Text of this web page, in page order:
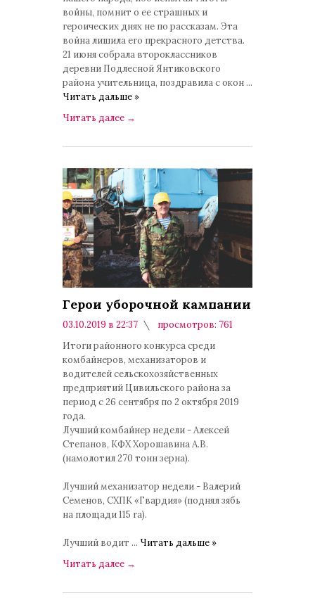
войны, помнит о ее страшных и
героических днях не по рассказам. Эта
война лишила его прекрасного детства.
21 июня собрала второклассников
деревни Подлесной Янтиковского
района учительница, поздравила с окон ...
Читать дальше »
Читать далее →
Герои уборочной кампании
03.10.2019 в 22:37
просмотров: 761
Итоги районного конкурса среди
комбайнеров, механизаторов и
водителей сельскохозяйственных
предприятий Цивильского района за
период с 26 сентября по 2 октября 2019
года.
Лучший комбайнер недели - Алексей
Степанов, КФХ Хорошавина А.В.
(намолотил 270 тонн зерна).
Лучший механизатор недели - Валерий
Семенов, СХПК «Гвардия» (поднял зябь
на площади 115 га).
Лучший водит ... Читать дальше »
Читать далее →